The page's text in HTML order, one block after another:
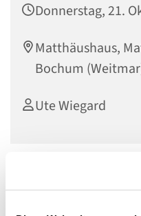
Donnerstag, 21.
Matthäushaus,
Bochum
Ute Wiegard